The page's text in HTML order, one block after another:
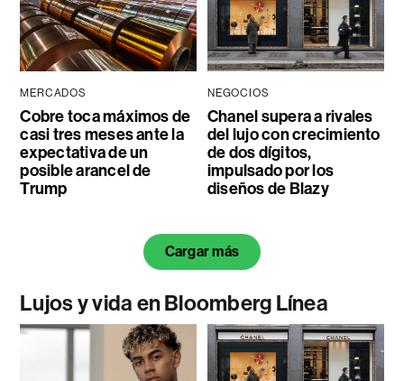
MERCADOS
Cobre toca máximos de
casi tres meses ante la
expectativa de un
posible arancel de
Trump
NEGOCIOS
Chanel supera a rivales
del lujo con crecimiento
de dos dígitos,
impulsado por los
diseños de Blazy
Cargar más
Lujos y vida en Bloomberg Línea